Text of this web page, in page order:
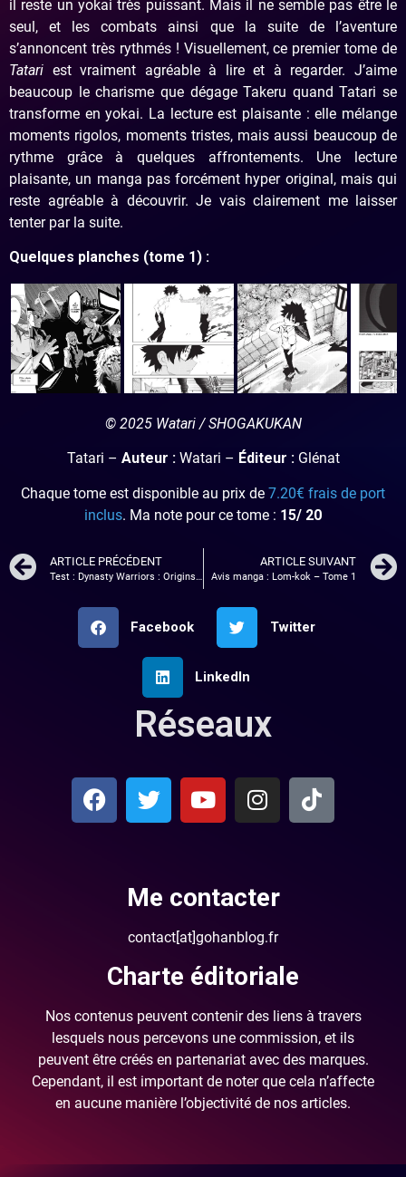
il reste un yokai très puissant. Mais il ne semble pas être le
seul, et les combats ainsi que la suite de l’aventure
s’annoncent très rythmés ! Visuellement, ce premier tome de
Tatari est vraiment agréable à lire et à regarder. J’aime
beaucoup le charisme que dégage Takeru quand Tatari se
transforme en yokai. La lecture est plaisante : elle mélange
moments rigolos, moments tristes, mais aussi beaucoup de
rythme grâce à quelques affrontements. Une lecture
plaisante, un manga pas forcément hyper original, mais qui
reste agréable à découvrir. Je vais clairement me laisser
tenter par la suite.
Quelques planches (tome 1) :
© 2025 Watari / SHOGAKUKAN
Tatari – Auteur :Watari – Éditeur : Glénat
Chaque tome est disponible au prix de 7.20€ frais de port
inclus. Ma note pour ce tome : 15/ 20
ARTICLE PRÉCÉDENT
Test : Dynasty Warriors : Origins. Un bon beat them all ?
ARTICLE SUIVANT
Avis manga : Lom-kok – Tome 1
Facebook Twitter
LinkedIn
Réseaux
Me contacter
contact[at]gohanblog.fr
Charte éditoriale
Nos contenus peuvent contenir des liens à travers
lesquels nous percevons une commission, et ils
peuvent être créés en partenariat avec des marques.
Cependant, il est important de noter que cela n’affecte
en aucune manière l’objectivité de nos articles.